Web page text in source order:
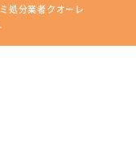
処分業者クオーレ